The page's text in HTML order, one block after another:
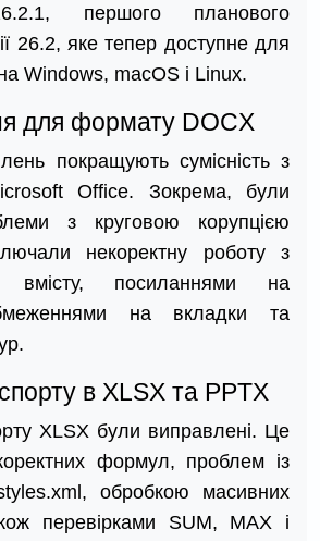
першого планового
26.2, яке тепер доступне для
Windows, macOS і Linux.
для формату DOCX
покращують сумісність з
Office. Зокрема, були
з круговою корупцією
некоректну роботу з
вмісту, посиланнями на
на вкладки та
в XLSX та PPTX
XLSX були виправлені. Це
формул, проблем із
обробкою масивних
перевірками SUM, MAX і